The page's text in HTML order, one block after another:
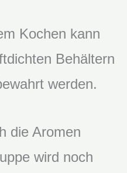
Kochen kann
Behältern
werden.
die Aromen
wird noch